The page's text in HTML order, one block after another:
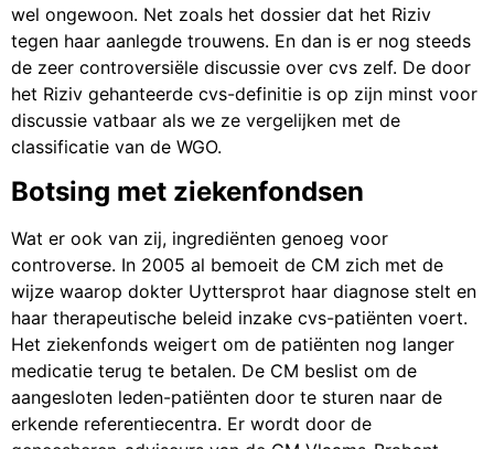
wel ongewoon. Net zoals het dossier dat het Riziv
tegen haar aanlegde trouwens. En dan is er nog steeds
de zeer controversiële discussie over cvs zelf. De door
het Riziv gehanteerde cvs-definitie is op zijn minst voor
discussie vatbaar als we ze vergelijken met de
classificatie van de WGO.
Botsing met ziekenfondsen
Wat er ook van zij, ingrediënten genoeg voor
controverse. In 2005 al bemoeit de CM zich met de
wijze waarop dokter Uyttersprot haar diagnose stelt en
haar therapeutische beleid inzake cvs-patiënten voert.
Het ziekenfonds weigert om de patiënten nog langer
medicatie terug te betalen. De CM beslist om de
aangesloten leden-patiënten door te sturen naar de
erkende referentiecentra. Er wordt door de